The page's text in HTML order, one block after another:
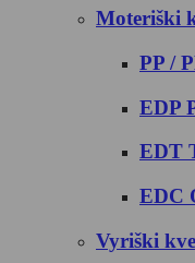
Moteriški
PP /
EDP
EDT
EDC
Vyriški